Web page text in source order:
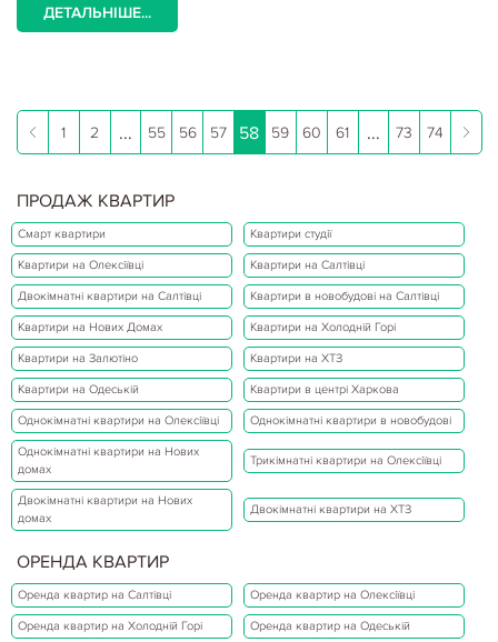
ДЕТАЛЬНІШЕ...
1 2 ... 55 56 57 58 59 60 61 ... 73 74
ПРОДАЖ КВАРТИР
Смарт квартири Квартири студії
Квартири на Олексіївці Квартири на Салтівці
Двокімнатні квартири на Салтівці Квартири в новобудові на Салтівці
Квартири на Нових Домах Квартири на Холодній Горі
Квартири на Залютіно Квартири на ХТЗ
Квартири на Одеській Квартири в центрі Харкова
Однокімнатні квартири на Олексіївці Однокімнатні квартири в новобудові
Однокімнатні квартири на Нових
домах
Трикімнатні квартири на Олексіївці
Двокімнатні квартири на Нових
домах
Двокімнатні квартири на ХТЗ
ОРЕНДА КВАРТИР
Оренда квартир на Салтівці Оренда квартир на Олексіївці
Оренда квартир на Холодній Горі Оренда квартир на Одеській